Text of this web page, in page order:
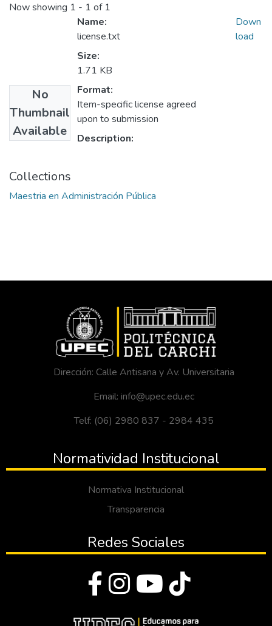
Now showing 1 - 1 of 1
No
Thumbnail
Available
Name:
license.txt
Size:
1.71 KB
Format:
Item-specific license agreed
upon to submission
Description:
Down
load
Collections
Maestria en Administración Pública
Dirección: Calle Antisana y Av. Universitaria
Email: info@upec.edu.ec
Telf: (06) 2980 837 - 2984 435
Normatividad Institucional
Normativa Institucional
Transparencia
Redes Sociales